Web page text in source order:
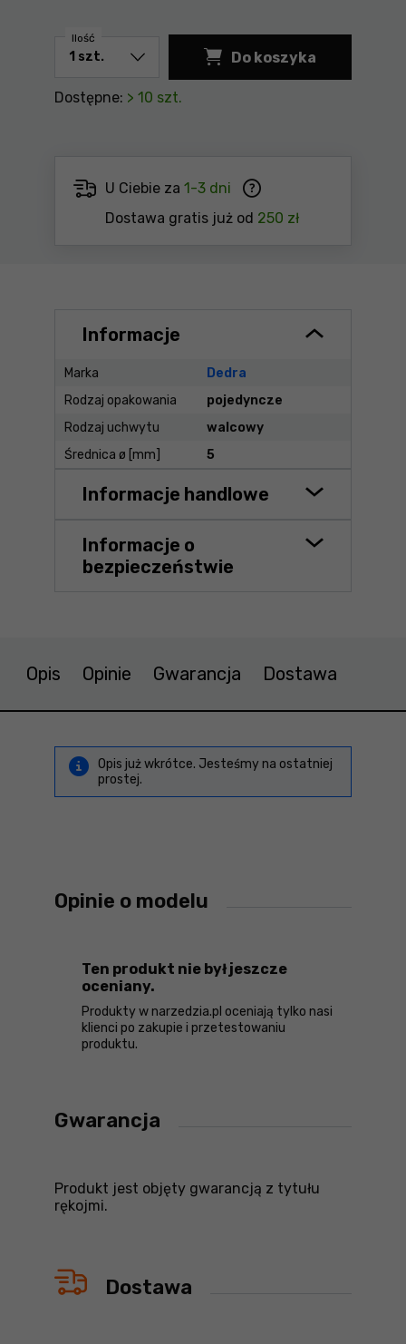
Ilość
Do koszyka
Diamentowe
Dostępne: > 10 szt.
U Ciebie za 1-3 dni
Dostawa gratis już od 250 zł
Informacje
Marka
Dedra
Rodzaj opakowania
pojedyncze
Rodzaj uchwytu
walcowy
Średnica ø [mm]
5
Informacje handlowe
Informacje o
bezpieczeństwie
Opis Opinie Gwarancja Dostawa
Opis już wkrótce. Jesteśmy na ostatniej
prostej.
Opinie o modelu
Ten produkt nie był jeszcze
oceniany.
Produkty w narzedzia.pl oceniają tylko nasi
klienci po zakupie i przetestowaniu
produktu.
Gwarancja
Produkt jest objęty gwarancją z tytułu
rękojmi.
Dostawa